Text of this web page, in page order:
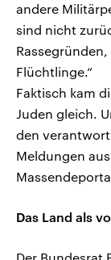
andere
sind nicht
Flüchtlinge.“
Faktisch kam
Juden gleich.
den
Meldungen
Das Land als